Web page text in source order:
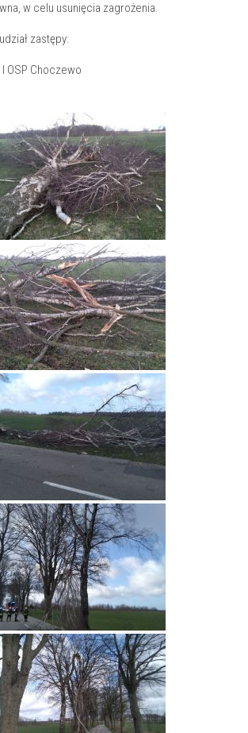
w celu usunięcia zagrożenia.
zastępy:
I OSP Choczewo